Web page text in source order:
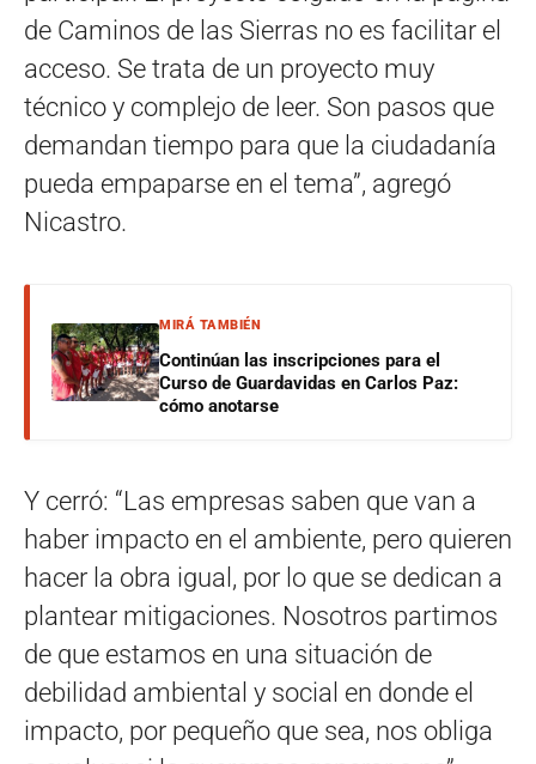
de Caminos de las Sierras no es facilitar el
acceso. Se trata de un proyecto muy
técnico y complejo de leer. Son pasos que
demandan tiempo para que la ciudadanía
pueda empaparse en el tema”, agregó
Nicastro.
MIRÁ TAMBIÉN
Continúan las inscripciones para el
Curso de Guardavidas en Carlos Paz:
cómo anotarse
Y cerró: “Las empresas saben que van a
haber impacto en el ambiente, pero quieren
hacer la obra igual, por lo que se dedican a
plantear mitigaciones. Nosotros partimos
de que estamos en una situación de
debilidad ambiental y social en donde el
impacto, por pequeño que sea, nos obliga